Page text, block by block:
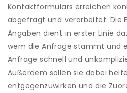
Kontaktformulars erreichen
abgefragt und verarbeitet. Die
Angaben dient in erster Linie
wem die Anfrage stammt und
Anfrage schnell und
Außerdem sollen sie dabei
entgegenzuwirken und die